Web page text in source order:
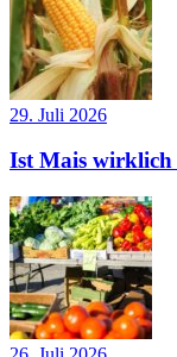
29. Juli 2026
Ist Mais wirklich